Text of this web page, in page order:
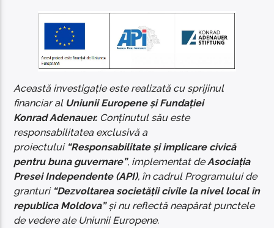
Această investigație este realizată cu sprijinul
financiar al Uniunii Europene și Fundației
Konrad Adenauer. Conținutul său este
responsabilitatea exclusivă a
proiectului “Responsabilitate și implicare civică
pentru buna guvernare”, implementat deAsociația
Presei Independente (API), în cadrul Programului de
granturi “Dezvoltarea societății civile la nivel local în
republica Moldova”și nu reflectă neapărat punctele
de vedere ale Uniunii Europene.